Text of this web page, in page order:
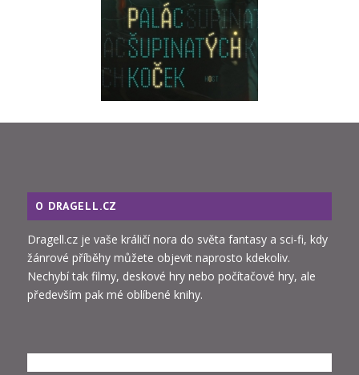
O DRAGELL.CZ
Dragell.cz je vaše králičí nora do světa fantasy a sci-fi, kdy
žánrové příběhy můžete objevit naprosto kdekoliv.
Nechybí tak filmy, deskové hry nebo počítačové hry, ale
především pak mé oblíbené knihy.